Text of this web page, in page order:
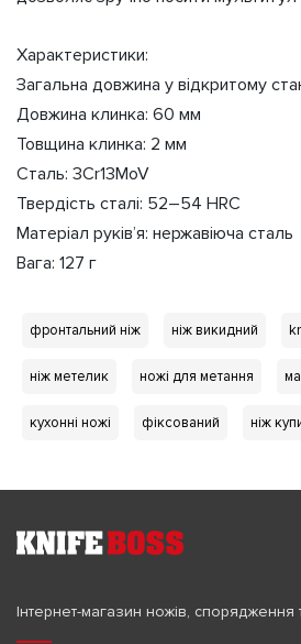
Характеристики:
Загальна довжина у відкритому
Довжина клинка: 60 мм
Товщина клинка: 2 мм
Сталь: 3Cr13MoV
Твердість сталі: 52–54 HRC
Матеріал руків’я: нержавіюча сталь
Вага: 127 г
фронтальний ніж ніж викидний
ніж метелик ножі для метання
кухонні ножі фіксований ніж
Інтернет-магазин ножів, спорядження